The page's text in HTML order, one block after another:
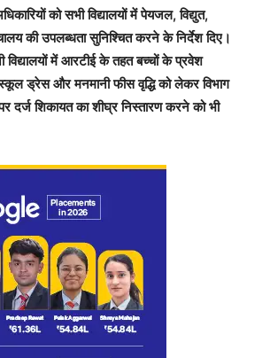
को सभी विद्यालयों में पेयजल, विद्युत,
की उपलब्धता सुनिश्चित करने के निर्देश दिए।
विद्यालयों में आरटीई के तहत बच्चों के प्रवेश
ड्रेस और मनमानी फीस वृद्धि को लेकर विभाग
पर दर्ज शिकायत का शीघ्र निस्तारण करने को भी